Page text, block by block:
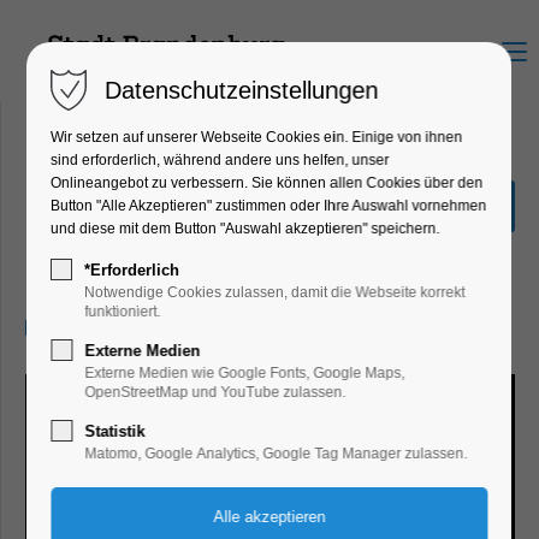
Menu
Sonderausstellung Eiszeit
Safari
Ausstellung
Datenschutzeinstellungen
Wir setzen auf unserer Webseite Cookies ein. Einige von ihnen
sind erforderlich, während andere uns helfen, unser
Onlineangebot zu verbessern. Sie können allen Cookies über den
Button "Alle Akzeptieren" zustimmen oder Ihre Auswahl vornehmen
und diese mit dem Button "Auswahl akzeptieren" speichern.
*Erforderlich
Notwendige Cookies zulassen, damit die Webseite korrekt
funktioniert.
Externe Medien
Externe Medien wie Google Fonts, Google Maps,
OpenStreetMap und YouTube zulassen.
Statistik
Matomo, Google Analytics, Google Tag Manager zulassen.